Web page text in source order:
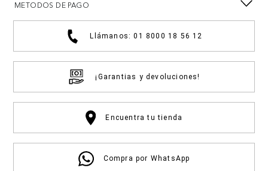
METODOS DE PAGO
Llámanos: 01 8000 18 56 12
¡Garantias y devoluciones!
Encuentra tu tienda
Compra por WhatsApp